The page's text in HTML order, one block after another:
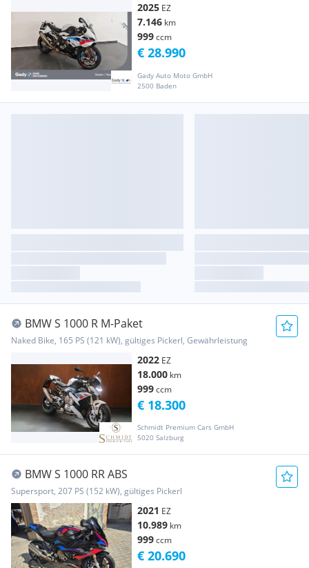
2025 EZ
7.146 km
999ccm
Gady Auto Moto GmbH
2500 Baden
€ 28.990
BMW S 1000 R M-Paket
Naked Bike, 165 PS (121 kW), gültiges Pickerl, Gewährleistung
2022 EZ
18.000 km
999ccm
Schmidt Premium Cars GmbH
5020 Salzburg
€ 18.300
BMW S 1000 RR ABS
Supersport, 207 PS (152 kW), gültiges Pickerl
2021 EZ
10.989 km
999ccm
€ 20.690